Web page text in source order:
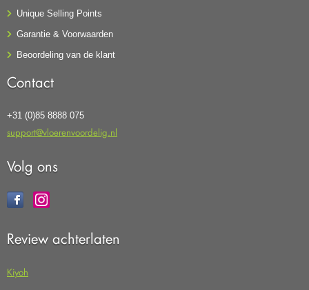
Unique Selling Points
Garantie & Voorwaarden
Beoordeling van de klant
Contact
+31 (0)85 8888 075
support@vloerenvoordelig.nl
Volg ons
Review achterlaten
Kiyoh